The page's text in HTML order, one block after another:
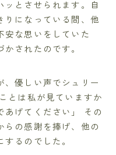
ッとさせられます。自
りになっている間、他
安な思いをしていた
されたのです。
、優しい声でシュリー
とは私が見ていますか
あげてください」 その
らの感謝を捧げ、他の
るのでした。